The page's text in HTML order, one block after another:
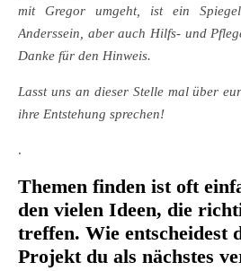
mit Gregor umgeht, ist ein
Anderssein, aber auch Hilfs- und
Danke für den Hinweis.
Lasst uns an dieser Stelle mal über
ihre Entstehung sprechen!
.
Themen finden ist oft
den vielen Ideen, die
treffen. Wie entscheidest
Projekt du als nächstes